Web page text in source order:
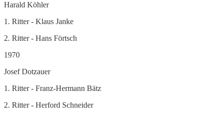
Harald Köhler
1. Ritter - Klaus Janke
2. Ritter - Hans Förtsch
1970
Josef Dotzauer
1. Ritter - Franz-Hermann Bätz
2. Ritter - Herford Schneider